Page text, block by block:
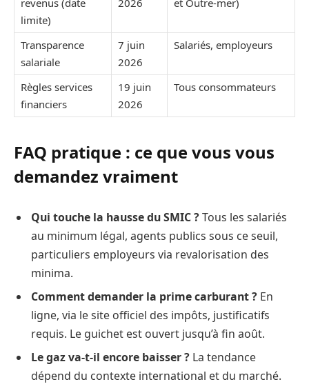
revenus (date
limite)
2026 et Outre-mer)
Transparence
salariale
7 juin
2026
Salariés, employeurs
Règles services
financiers
19 juin
2026
Tous consommateurs
FAQ pratique : ce que vous vous
demandez vraiment
Qui touche la hausse du SMIC ?Tous les salariés
au minimum légal, agents publics sous ce seuil,
particuliers employeurs via revalorisation des
minima.
Comment demander la prime carburant ? En
ligne, via le site officiel des impôts, justificatifs
requis. Le guichet est ouvert jusqu’à fin août.
Le gaz va-t-il encore baisser ? La tendance
dépend du contexte international et du marché.